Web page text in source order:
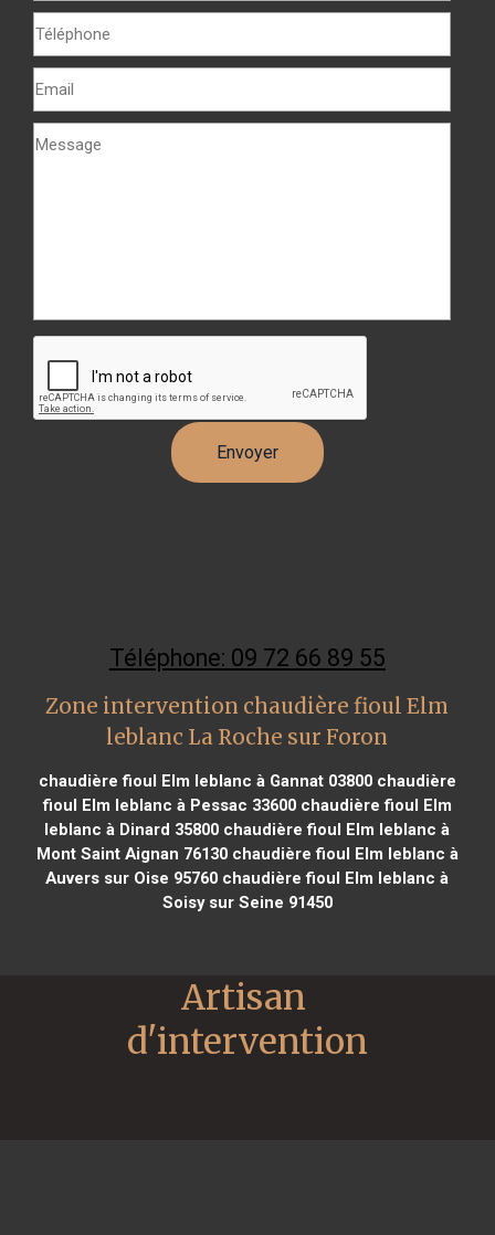
Téléphone: 09 72 66 89 55
Zone intervention chaudière fioul Elm
leblanc La Roche sur Foron
chaudière fioul Elm leblanc à Gannat 03800chaudière
fioul Elm leblanc à Pessac 33600chaudière fioul Elm
leblanc à Dinard 35800 chaudière fioul Elm leblanc à
Mont Saint Aignan 76130chaudière fioul Elm leblanc à
Auvers sur Oise 95760 chaudière fioul Elm leblanc à
Soisy sur Seine 91450
Artisan
d'intervention